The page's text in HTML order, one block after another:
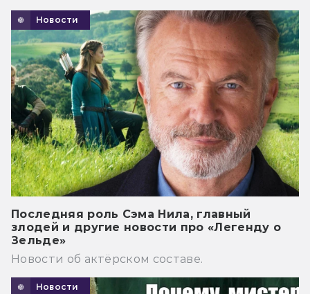
Новости
Последняя роль Сэма Нила, главный
злодей и другие новости про «Легенду о
Зельде»
Новости об актёрском составе.
Новости